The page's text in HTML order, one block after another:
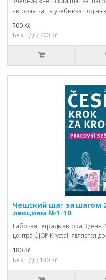
- вторая часть учебника под
700 Kč
Без НДС: 700 Kč
Чешский шаг за шагом
лекциям №1-10
Рабочая тетрадь автора
центра ÚJOP Krystal, является
180 Kč
Без НДС: 180 Kč